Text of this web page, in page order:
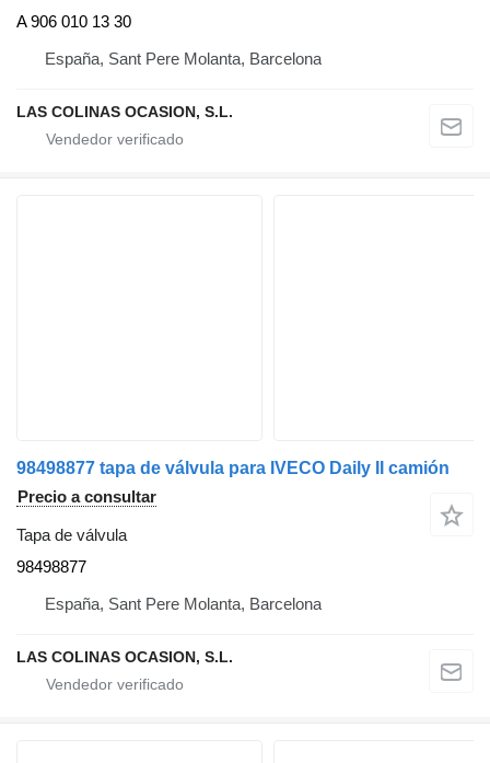
A 906 010 13 30
España, Sant Pere Molanta, Barcelona
LAS COLINAS OCASION, S.L.
98498877 tapa de válvula para IVECO Daily II camión
Precio a consultar
Tapa de válvula
98498877
España, Sant Pere Molanta, Barcelona
LAS COLINAS OCASION, S.L.